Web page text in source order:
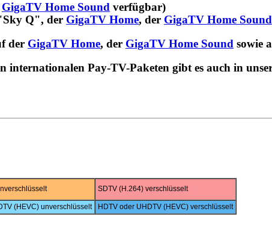
GigaTV Home Sound verfügbar)
Q", der GigaTV Home, der GigaTV Home Sound
der GigaTV Home, der GigaTV Home Sound sowie
internationalen Pay-TV-Paketen gibt es auch in
SDTV (H.264) verschlüsselt
(HEVC) unverschlüsselt HDTV oder UHDTV (HEVC) verschlüsselt